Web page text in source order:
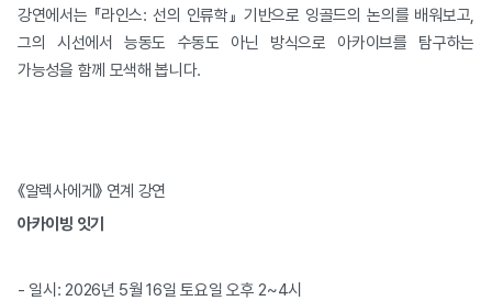
강연에서는 『라인스: 선의 인류학』 기반으로 잉골드의 논의를 배워보고,
그의 시선에서 능동도 수동도 아닌 방식으로 아카이브를 탐구하는
가능성을 함께 모색해 봅니다.
《알렉사에게》 연계 강연
아카이빙 잇기
- 일시: 2026년 5월 16일 토요일 오후 2~4시